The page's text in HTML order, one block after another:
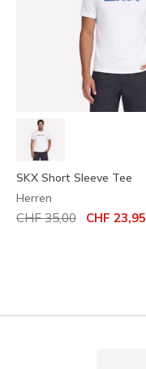
SKX Short Sleeve Tee
Herren
Reduziert von
CHF 35,00 auf
CHF 23,95